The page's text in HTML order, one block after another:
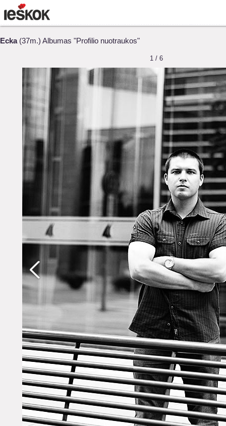
Ecka(37m.) Albumas "Profilio nuotraukos"
1 / 6